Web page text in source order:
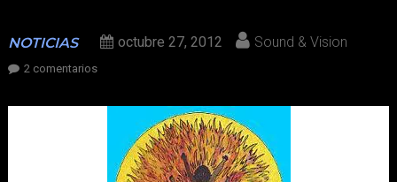
NOTICIAS octubre 27, 2012 Sound & Vision
2 comentariosen
nuevo